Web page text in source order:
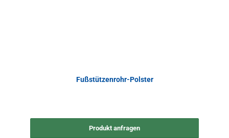
Fußstützenrohr-Polster
Produkt anfragen